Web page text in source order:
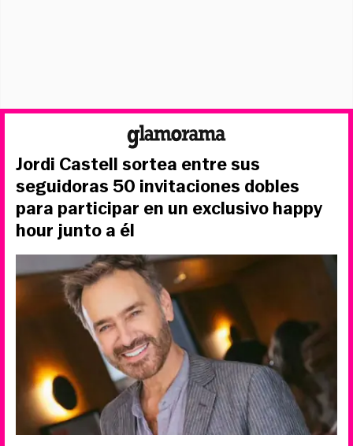
Jordi Castell sortea entre sus
seguidoras 50 invitaciones dobles
para participar en un exclusivo happy
hour junto a él